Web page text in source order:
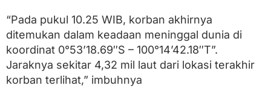
“Pada pukul 10.25 WIB, korban akhirnya
ditemukan dalam keadaan meninggal dunia di
koordinat 0°53’18.69″S – 100°14’42.18″T”.
Jaraknya sekitar 4,32 mil laut dari lokasi terakhir
korban terlihat,” imbuhnya